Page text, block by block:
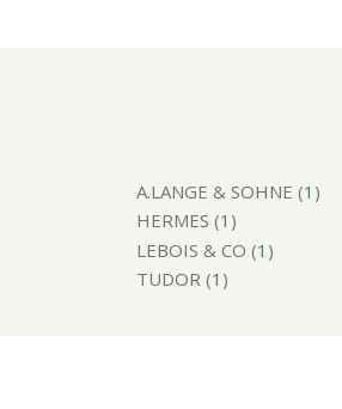
A.LANGE & SOHNE (1 )
HERMES (1 )
LEBOIS & CO (1 )
TUDOR (1 )